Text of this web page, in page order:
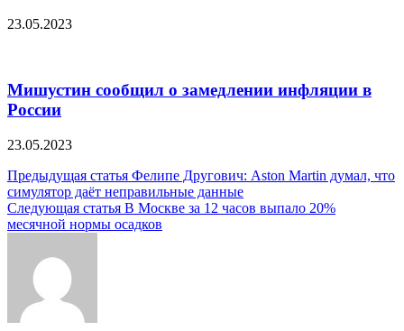
23.05.2023
Мишустин сообщил о замедлении инфляции в
России
23.05.2023
Навигация
по
записям
Предыдущая статья Фелипе Другович: Aston Martin думал, что
симулятор даёт неправильные данные
Следующая статья В Москве за 12 часов выпало 20%
месячной нормы осадков